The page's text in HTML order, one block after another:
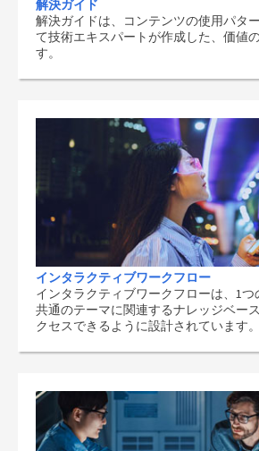
解決ガイド
解決ガイドは、コンテンツの使用パタ
て技術エキスパートが作成した、価値
す。
インタラクティブワークフロー
インタラクティブワークフローは、1
共通のテーマに関連するナレッジベー
クセスできるように設計されています。